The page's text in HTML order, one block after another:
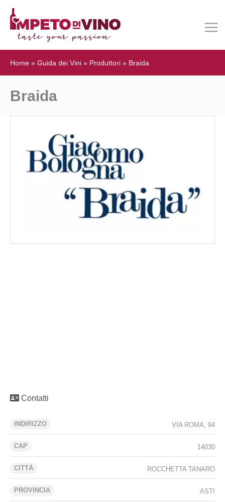
Home » Guida dei Vini » Produttori » Braida
Braida
Contatti
INDIRIZZO VIA ROMA, 94
CAP 14030
CITTÁ ROCCHETTA TANARO
PROVINCIA ASTI